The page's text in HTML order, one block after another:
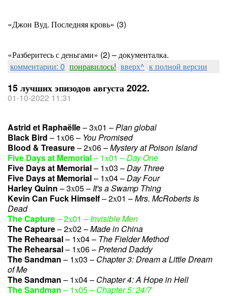
«Джон Вуд. Последняя кровь» (3)
«Разберитесь с деньгами» (2) – документалка.
комментарии: 0 понравилось! вверх^ к полной версии
15 лучших эпизодов августа 2022.
01-10-2022 11:31
Astrid et Raphaëlle– 3х01 –Plan global
Black Bird – 1х06 – You Promised
Blood & Treasure– 2х06 –Mystery at Poison Island
Five Days at Memorial– 1х01 –Day One
Five Days at Memorial– 1х03 –Day Three
Five Days at Memorial– 1х04 –Day Four
Harley Quinn – 3х05 –It's a Swamp Thing
Kevin Can Fuck Himself– 2х01 –Mrs. McRoberts Is
Dead
The Capture– 2х01 –Invisible Men
The Capture– 2х02 –Made in China
The Rehearsal– 1х04 – The Fielder Method
The Rehearsal– 1х06 –Pretend Daddy
The Sandman – 1х03 – Chapter 3: Dream a Little Dream
of Me
The Sandman – 1х04 – Chapter 4: A Hope in Hell
The Sandman – 1х05 – Chapter 5: 24/7